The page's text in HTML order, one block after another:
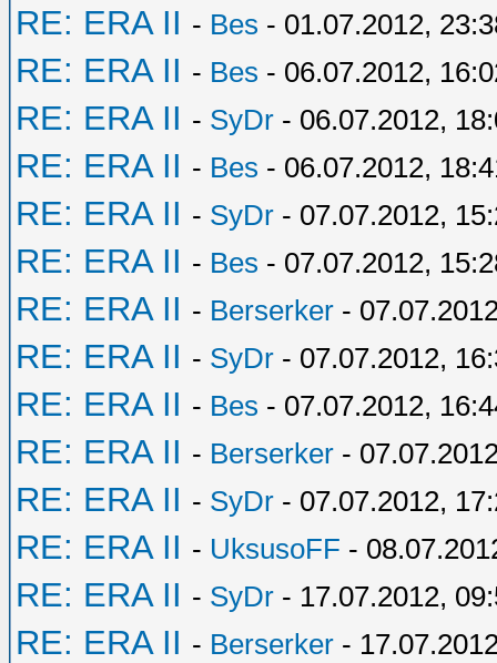
RE: ERA II - Bes - 01.07.2012,
RE: ERA II - Bes - 06.07.2012,
RE: ERA II - SyDr - 06.07.2012,
RE: ERA II - Bes - 06.07.2012,
RE: ERA II - SyDr - 07.07.2012,
RE: ERA II - Bes - 07.07.2012,
RE: ERA II - Berserker -
RE: ERA II - SyDr - 07.07.2012,
RE: ERA II - Bes - 07.07.2012,
RE: ERA II - Berserker -
RE: ERA II - SyDr - 07.07.2012,
RE: ERA II - UksusoFF -
RE: ERA II - SyDr - 17.07.2012,
RE: ERA II - Berserker -